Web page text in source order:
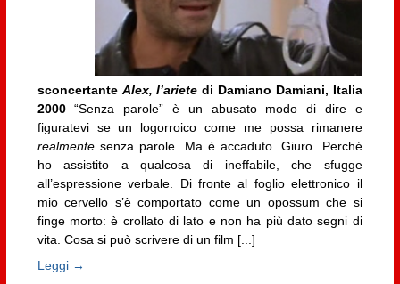
sconcertante Alex, l’ariete di Damiano Damiani, Italia
2000“Senza parole” è un abusato modo di dire e
figuratevi se un logorroico come me possa rimanere
realmentesenza parole. Ma è accaduto. Giuro. Perché
ho assistito a qualcosa di ineffabile, che sfugge
all’espressione verbale. Di fronte al foglio elettronico il
mio cervello s’è comportato come un opossum che si
finge morto: è crollato di lato e non ha più dato segni di
vita. Cosa si può scrivere di un film [...]
Leggi →